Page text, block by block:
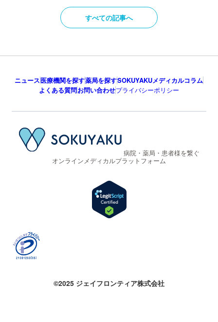
すべての記事へ
ニュース医療機関を探す薬局を探すSOKUYAKUメディカルコラム
よくある質問お問い合わせプライバシーポリシー
病院・薬局・患者様を繋ぐ
オンラインメディカルプラットフォーム
©2025 ジェイフロンティア株式会社